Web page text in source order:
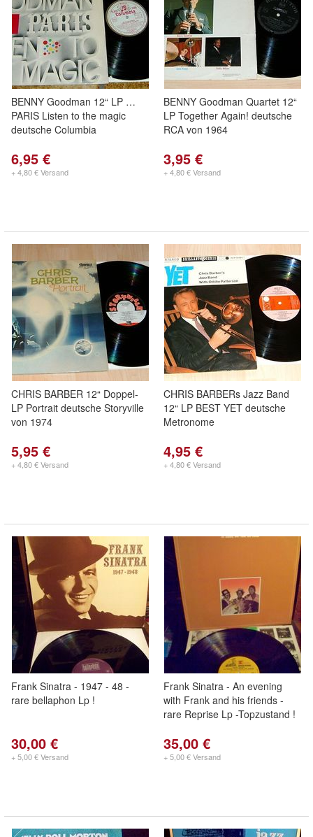
BENNY Goodman 12“ LP …
PARIS Listen to the magic
deutsche Columbia
6,95 €
+ 4,80 € Versand
BENNY Goodman Quartet 12“
LP Together Again! deutsche
RCA von 1964
3,95 €
+ 4,80 € Versand
CHRIS BARBER 12“ Doppel-
LP Portrait deutsche Storyville
von 1974
5,95 €
+ 4,80 € Versand
CHRIS BARBERs Jazz Band
12“ LP BEST YET deutsche
Metronome
4,95 €
+ 4,80 € Versand
Frank Sinatra - 1947 - 48 -
rare bellaphon Lp !
30,00 €
+ 5,00 € Versand
Frank Sinatra - An evening
with Frank and his friends -
rare Reprise Lp -Topzustand !
35,00 €
+ 5,00 € Versand